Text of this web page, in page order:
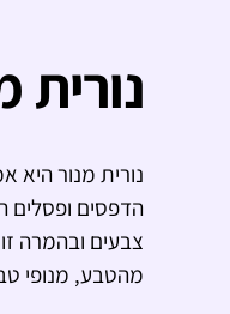
נורית
נורית מנור היא
הדפסים ופסלים
צבעים ובהמרה
מהטבע, מנופי